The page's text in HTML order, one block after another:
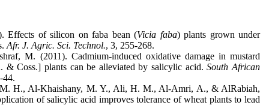
Effects of silicon on faba bean (Vicia faba) plants grown under
Afr. J. Agric. Sci. Technol., 3, 255-268.
M. (2011). Cadmium-induced oxidative damage in mustard
& Coss.] plants can be alleviated by salicylic acid.South African
44.
H., Al-Khaishany, M. Y., Ali, H. M., Al-Amri, A., & AlRabiah,
of salicylic acid improves tolerance of wheat plants to lead